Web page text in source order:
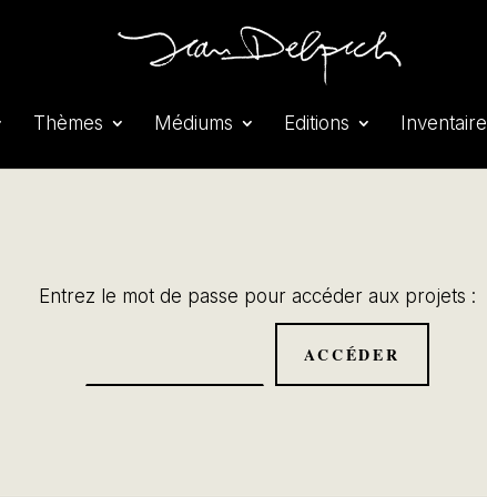
Thèmes Médiums Editions Inventaire
Entrez le mot de passe pour accéder aux projets :